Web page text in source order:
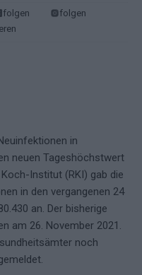
folgen
folgen
in
neuen Tageshöchstwert
Institut (RKI) gab die
in den vergangenen 24
an. Der bisherige
am 26. November 2021.
noch